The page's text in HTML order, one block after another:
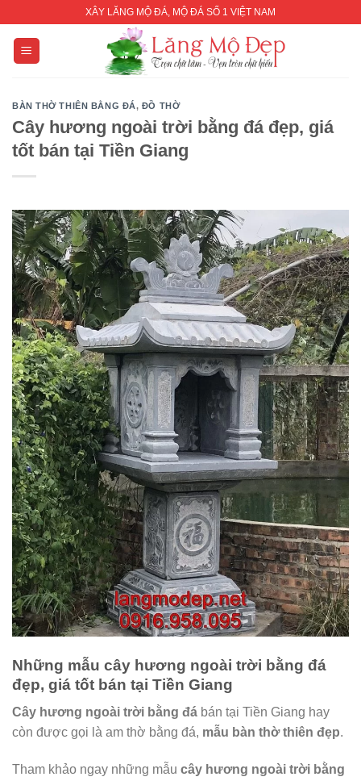
content
XÂY LĂNG MỘ ĐÁ, MỘ ĐÁ SỐ 1 VIỆT NAM
BÀN THỜ THIÊN BẰNG ĐÁ, ĐỒ THỜ
Cây hương ngoài trời bằng đá đẹp, giá
tốt bán tại Tiền Giang
Những mẫu cây hương ngoài trời bằng đá
đẹp, giá tốt bán tại Tiền Giang
Cây hương ngoài trời bằng đá bán tại Tiền Giang hay
còn được gọi là am thờ bằng đá, mẫu bàn thờ thiên đẹp.
Tham khảo ngay những mẫu cây hương ngoài trời bằng